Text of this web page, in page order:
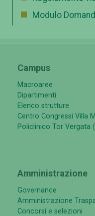
Modulo
Campus
Macroaree
Dipartimenti
Elenco strutture
Centro Congressi Villa
Policlinico Tor Vergata
Amministrazione
Governance
Amministrazione
Concorsi e selezioni